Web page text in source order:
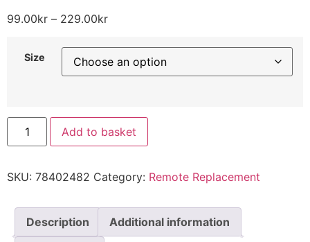
99.00kr – 229.00kr
Size
Add to basket
SKU: 78402482 Category: Remote Replacement
Description Additional information